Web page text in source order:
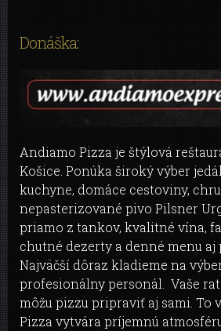
Donáška:
Andiamo Pizza je štýlová
Košice. Ponúka široký výber
kuchyne, domáce cestoviny,
nepasterizované pivo Pilsner
priamo z tankov, kvalitné vína,
chutné dezerty a denné menu aj
Najväčší dôraz kladieme na
profesionálny personál. Vaše
môžu pizzu pripraviť aj sami. To
Pizza vytvára príjemnú